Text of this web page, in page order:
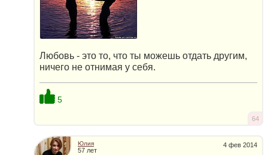
Любовь - это то, что ты можешь отдать другим,
ничего не отнимая у себя.
5
64
4 фев 2014
Юлия
57 лет